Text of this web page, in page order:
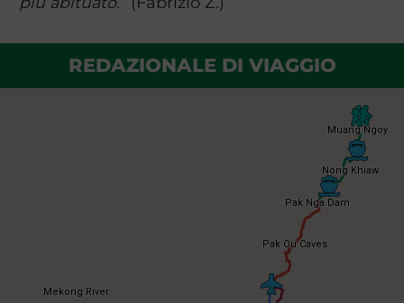
REDAZIONALE DI VIAGGIO